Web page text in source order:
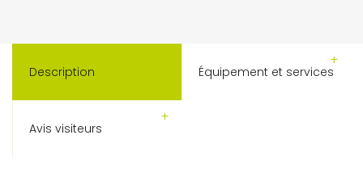
Description Équipement et services
Avis visiteurs